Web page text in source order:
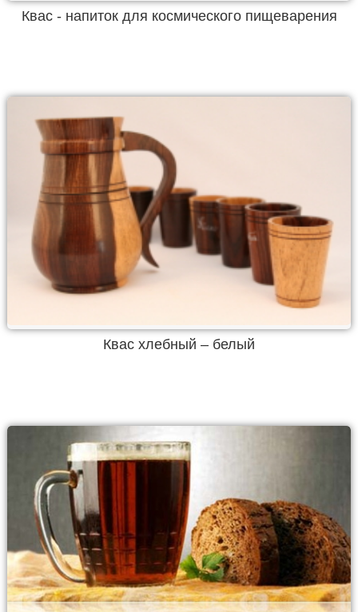
Квас - напиток для космического пищеварения
Квас хлебный – белый